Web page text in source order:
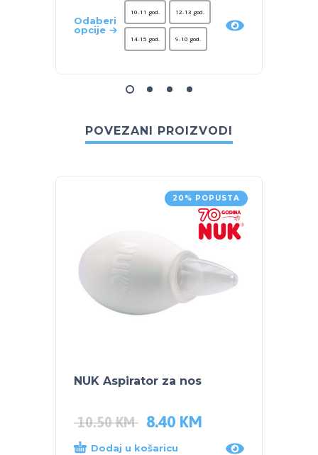
Odaberi
opcije
10-11 god. 12-13 god.
14-15 god. 9-10 god.
POVEZANI PROIZVODI
20% POPUSTA
NUK Aspirator za nos
10.50KM 8.40 KM
Dodaj u košaricu